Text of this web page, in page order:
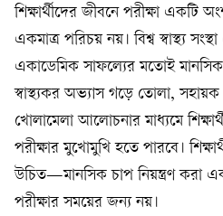
শিক্ষার্থীদের জীবনে পরীক্ষা একটি
একমাত্র পরিচয় নয়। বিশ্ব স্বাস্থ্য
একাডেমিক সাফল্যের মতোই
স্বাস্থ্যকর অভ্যাস গড়ে তোলা,
খোলামেলা আলোচনার মাধ্যমে
পরীক্ষার মুখোমুখি হতে পারবে।
উচিত—মানসিক চাপ নিয়ন্ত্রণ করা
পরীক্ষার সময়ের জন্য নয়।